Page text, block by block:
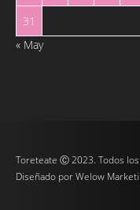
31
« May
Toreteate Ⓒ 2023. Todos
Diseñado porWelow